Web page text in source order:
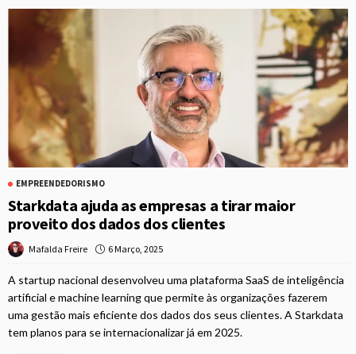
EMPREENDEDORISMO
Starkdata ajuda as empresas a tirar maior
proveito dos dados dos clientes
Mafalda Freire 6 Março, 2025
A startup nacional desenvolveu uma plataforma SaaS de inteligência
artificial e machine learning que permite às organizações fazerem
uma gestão mais eficiente dos dados dos seus clientes. A Starkdata
tem planos para se internacionalizar já em 2025.